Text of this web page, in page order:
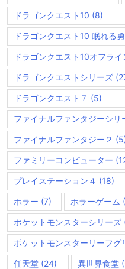
ドラゴンクエスト10 (8)
ドラゴンクエスト10 眠れる
ドラゴンクエスト10オフライ
ドラゴンクエストシリーズ
ドラゴンクエスト７ (5)
ファイナルファンタジーシリ
ファイナルファンタジー２
ファミリーコンピューター
プレイステーション４ (18)
ホラー (7) ホラーゲーム
ポケットモンスターシリーズ
ポケットモンスターリーフグ
任天堂 (24) 異世界食堂